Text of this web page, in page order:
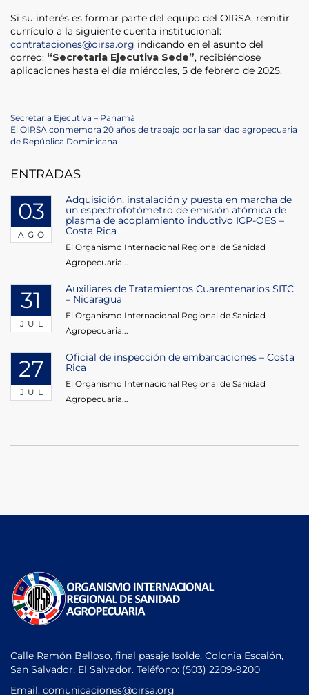
Si su interés es formar parte del equipo del OIRSA, remitir
currículo a la siguiente cuenta institucional:
contrataciones@oirsa.org indicando en el asunto del
correo: “Secretaria Ejecutiva Sede”, recibiéndose
aplicaciones hasta el día miércoles, 5 de febrero de 2025.
Navegación
de
entradas
Previous
Post
Secretaria Ejecutiva – Panamá
Next
Post
El OIRSA conmemora 20 años de trabajo por la sanidad agropecuaria
de República Dominicana
ENTRADAS
03
AGO
Adquisición, instalación y puesta en marcha de
un espectrofotómetro de emisión atómica de
plasma de acoplamiento inductivo ICP-OES –
Costa Rica
El Organismo Internacional Regional de Sanidad
Agropecuaria...
31
JUL
Auxiliares de Tratamientos Cuarentenarios SITC
– Nicaragua
El Organismo Internacional Regional de Sanidad
Agropecuaria...
27
JUL
Oficial de inspección de embarcaciones – Costa
Rica
El Organismo Internacional Regional de Sanidad
Agropecuaria...
Calle Ramón Belloso, final pasaje Isolde, Colonia Escalón,
San Salvador, El Salvador. Teléfono: (503) 2209-9200
Email: comunicaciones@oirsa.org